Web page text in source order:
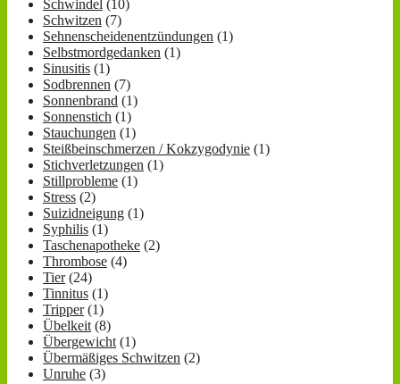
Schwindel (10)
Schwitzen (7)
Sehnenscheidenentzündungen (1)
Selbstmordgedanken (1)
Sinusitis (1)
Sodbrennen (7)
Sonnenbrand (1)
Sonnenstich (1)
Stauchungen (1)
Steißbeinschmerzen / Kokzygodynie (1)
Stichverletzungen (1)
Stillprobleme (1)
Stress (2)
Suizidneigung (1)
Syphilis (1)
Taschenapotheke (2)
Thrombose (4)
Tier(24)
Tinnitus (1)
Tripper(1)
Übelkeit (8)
Übergewicht (1)
Übermäßiges Schwitzen (2)
Unruhe (3)